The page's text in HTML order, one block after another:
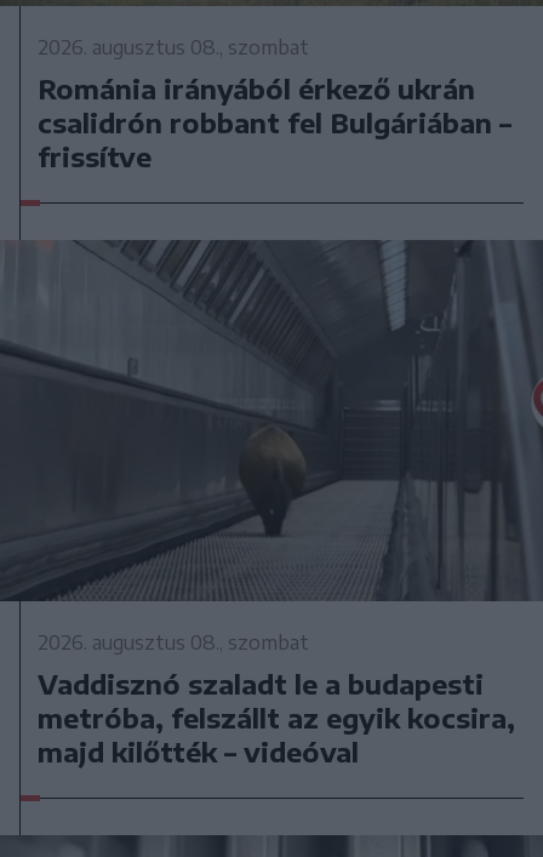
2026. augusztus 08., szombat
Románia irányából érkező ukrán
csalidrón robbant fel Bulgáriában –
frissítve
2026. augusztus 08., szombat
Vaddisznó szaladt le a budapesti
metróba, felszállt az egyik kocsira,
majd kilőtték – videóval